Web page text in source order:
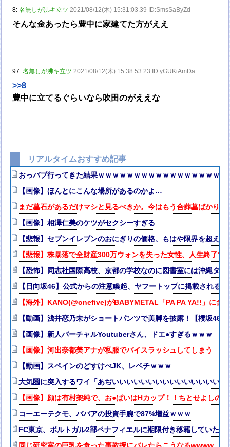
8:名無しが沸キ立ツ 2021/08/12(木) 15:31:03.39 ID:SmsSaByZd
そんな金あったら豊中に家建てた方がええ
97:名無しが沸キ立ツ 2021/08/12(木) 15:38:53.23 ID:yGUKiAmDa
>>8
豊中に立てるぐらいなら吹田のがええな
リアルタイムおすすめ記事
おっパブ行ってきた結果ｗｗｗｗｗｗｗｗｗｗｗｗｗｗｗｗｗｗ
【画像】ほんとにこんな場所があるのかよ…
まだ墓石があるだけマシと見るべきか。今はもう合葬墓ばかり
【画像】相澤仁美のケツがセクシーすぎる
【悲報】セブンイレブンのおにぎりの価格、もはや限界を超える
【悲報】株暴落で全財産300万ウォンを失った女性、人生終了で
【恐怖】同志社国際高校、京都の学校なのに図書室には沖縄タ
【日向坂46】公式からの注意喚起、ヤフートップに掲載される
【海外】KANO(@onefive)がBABYMETAL「PA PA YA!!」に合
【動画】浅井恋乃未がショートパンツで美脚を披露！【櫻坂46】
【画像】新人バーチャルYoutuberさん、ドエ●すぎるｗｗｗ
【画像】河出奈都美アナが私服でパイスラッシュしてしまう
【動画】スペインのどすけべJK、レベチｗｗｗ
大気圏に突入するワイ「あぢいいいいいいいいいいいいいいいい
【画像】顔は有村架純で、お●ぱいはHカップ！！ちとせよしの
コーエーテクモ、ババアの投資手腕で87%増益ｗｗｗ
FC東京、ポルトガル2部ペナフィエルに期限付き移籍していた